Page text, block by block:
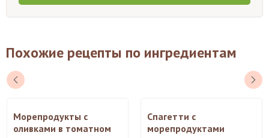
Похожие рецепты по ингредиентам
Морепродукты с
оливками в томатном
Спагетти с
морепродуктами